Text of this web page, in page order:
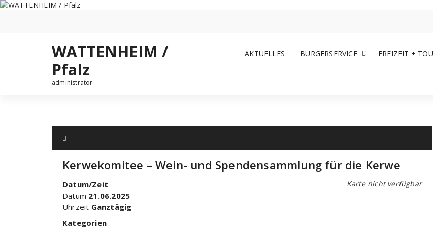
Zum
WATTENHEIM /
Pfalz
administrator
AKTUELLES BÜRGERSERVICE FREIZEIT +
Kerwekomitee – Wein- und Spendensammlung für die Kerwe
Karte nicht verfügbar
Datum/Zeit
Datum 21.06.2025
Uhrzeit Ganztägig
Kategorien